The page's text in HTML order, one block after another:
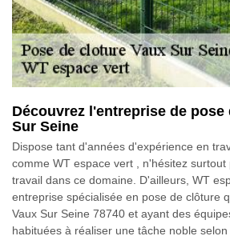
Découvrez l'entreprise de pose
Sur Seine
Dispose tant d'années d'expérience en
comme WT espace vert , n'hésitez
travail dans ce domaine. D'ailleurs, WT
entreprise spécialisée en pose de clôture
Vaux Sur Seine 78740 et ayant des
habituées à réaliser une tâche noble